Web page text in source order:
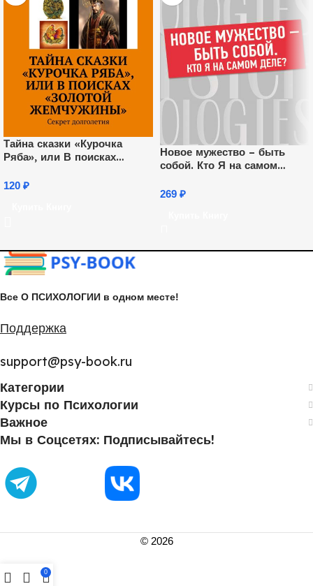
Тайна сказки «Курочка
Ряба», или В поисках
Секрет долголетия
120 ₽
Новое мужество – быть
собой. Кто Я на самом
269 ₽
Все О ПСИХОЛОГИИ в одном месте!
Поддержка
support@psy-book.ru
Категории
Курсы по Психологии
Важное
Мы в Соцсетях: Подписывайтесь!
© 2026
0